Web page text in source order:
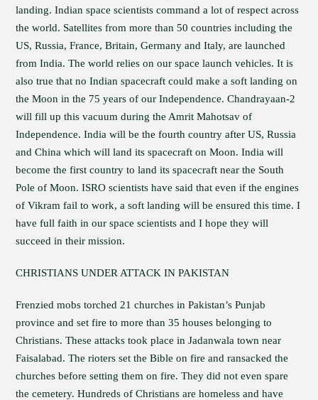
landing. Indian space scientists command a lot of respect across
the world. Satellites from more than 50 countries including the
US, Russia, France, Britain, Germany and Italy, are launched
from India. The world relies on our space launch vehicles. It is
also true that no Indian spacecraft could make a soft landing on
the Moon in the 75 years of our Independence. Chandrayaan-2
will fill up this vacuum during the Amrit Mahotsav of
Independence. India will be the fourth country after US, Russia
and China which will land its spacecraft on Moon. India will
become the first country to land its spacecraft near the South
Pole of Moon. ISRO scientists have said that even if the engines
of Vikram fail to work, a soft landing will be ensured this time. I
have full faith in our space scientists and I hope they will
succeed in their mission.
CHRISTIANS UNDER ATTACK IN PAKISTAN
Frenzied mobs torched 21 churches in Pakistan’s Punjab
province and set fire to more than 35 houses belonging to
Christians. These attacks took place in Jadanwala town near
Faisalabad. The rioters set the Bible on fire and ransacked the
churches before setting them on fire. They did not even spare
the cemetery. Hundreds of Christians are homeless and have